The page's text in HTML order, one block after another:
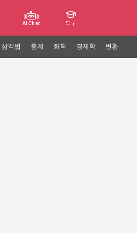
AI Chat 도구
삼각법 통계 화학 경제학 변환